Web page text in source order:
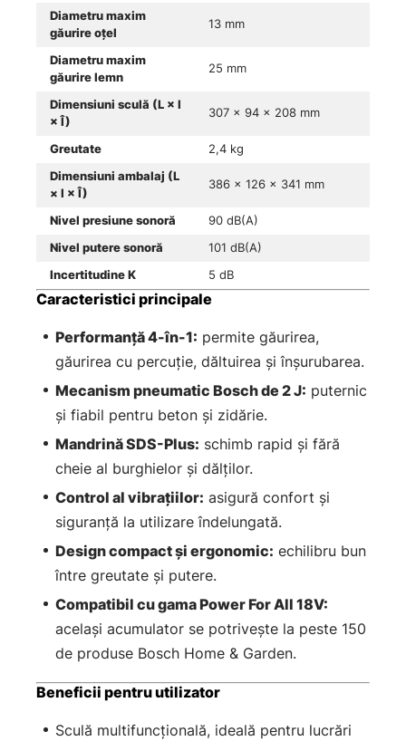
Diametru maxim
găurire oțel
13 mm
Diametru maxim
găurire lemn
25 mm
Dimensiuni sculă (L × l
× Î)
307 × 94 × 208 mm
Greutate
2,4 kg
Dimensiuni ambalaj (L
× l × Î)
386 × 126 × 341 mm
Nivel presiune sonoră
90 dB(A)
Nivel putere sonoră
101 dB(A)
Incertitudine K
5 dB
Caracteristici principale
Performanță 4-în-1: permite găurirea,
găurirea cu percuție, dăltuirea și înșurubarea.
Mecanism pneumatic Bosch de 2 J: puternic
și fiabil pentru beton și zidărie.
Mandrină SDS-Plus: schimb rapid și fără
cheie al burghielor și dălților.
Control al vibrațiilor: asigură confort și
siguranță la utilizare îndelungată.
Design compact și ergonomic: echilibru bun
între greutate și putere.
Compatibil cu gama Power For All 18V:
același acumulator se potrivește la peste 150
de produse Bosch Home & Garden.
Beneficii pentru utilizator
Sculă multifuncțională, ideală pentru lucrări